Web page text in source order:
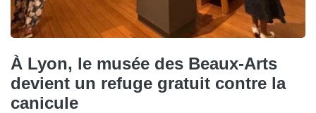
À Lyon, le musée des Beaux-Arts
devient un refuge gratuit contre la
canicule